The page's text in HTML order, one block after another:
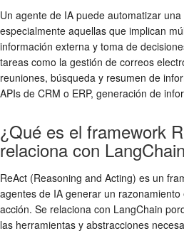
Un agente de IA puede automatizar
especialmente aquellas que implican
información externa y toma de
tareas como la gestión de correos
reuniones, búsqueda y resumen de
APIs de CRM o ERP, generación de
¿Qué es el framework
relaciona con
ReAct (Reasoning and Acting) es un
agentes de IA generar un
acción. Se relaciona con LangChain
las herramientas y abstracciones